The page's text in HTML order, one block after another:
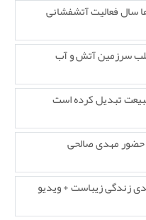
سال فعالیت آتشفشانی
سرزمین آتش و آب
تبدیل کرده است
حضور مهدی صالحی
زندگی زیباست + ویدیو